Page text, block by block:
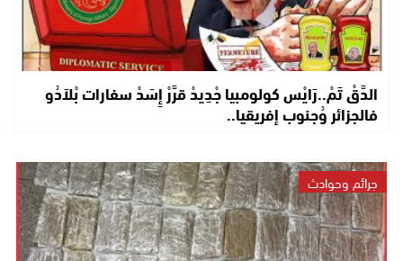
الدَّقْ تَمْ..رَايْس كولومبيا جْدِيدْ قرَّرْ إِسَدْ سفارات بْلاَدُو
فالجزائر وُجنوب إفريقيا..
جرائم وحوادث